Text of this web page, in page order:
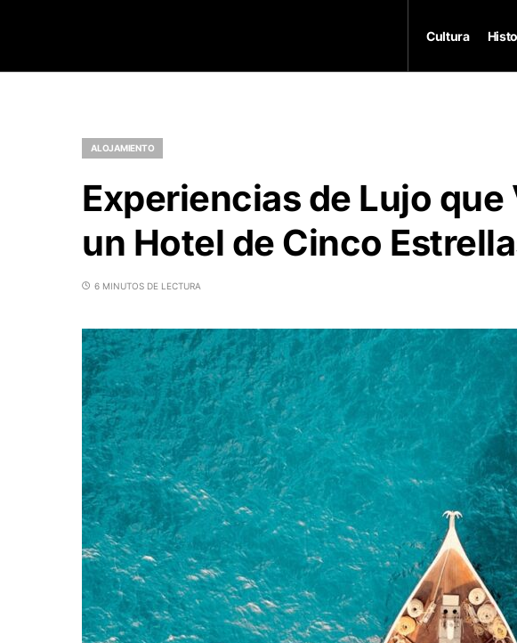
Cultura
ALOJAMIENTO
Experiencias de Lujo que
un Hotel de Cinco
6 MINUTOS DE LECTURA